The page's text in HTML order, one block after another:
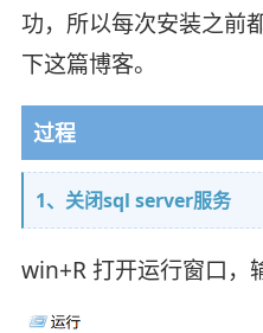
功，所以每次安装之前
下这篇博客。
过程
1、关闭sql server服务
win+R 打开运行窗口，